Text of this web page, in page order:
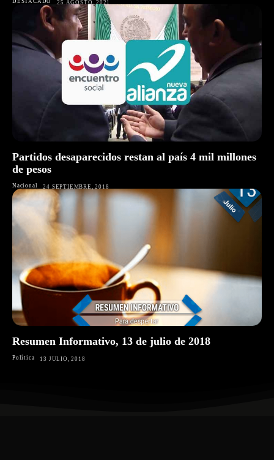
25 AGOSTO, 2021
Partidos desaparecidos restan al país 4 mil millones
de pesos
Nacional 24 SEPTIEMBRE, 2018
Resumen Informativo, 13 de julio de 2018
Política 13 JULIO, 2018